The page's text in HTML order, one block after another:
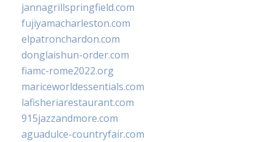
jannagrillspringfield.com
fujiyamacharleston.com
elpatronchardon.com
donglaishun-order.com
fiamc-rome2022.org
mariceworldessentials.com
lafisheriarestaurant.com
915jazzandmore.com
aguadulce-countryfair.com